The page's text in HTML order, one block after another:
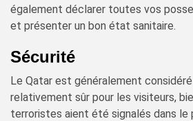
également déclarer toutes vos
et présenter un bon état sanitaire.
Sécurité
Le Qatar est généralement
relativement sûr pour les visiteurs,
terroristes aient été signalés dans le